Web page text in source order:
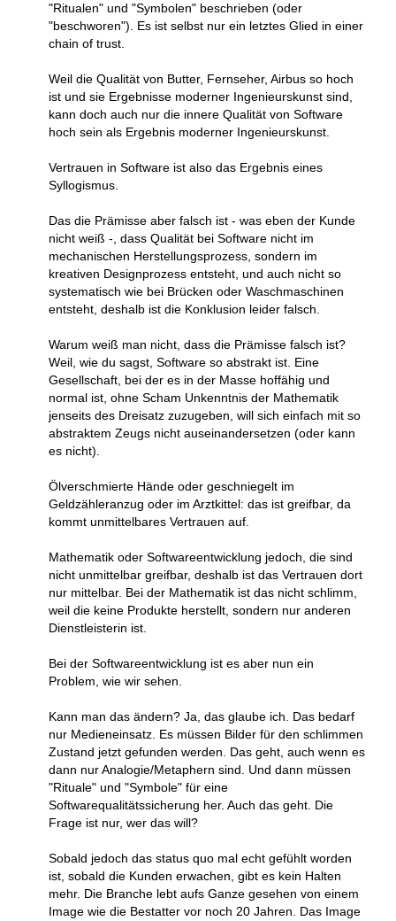
"Ritualen" und "Symbolen" beschrieben (oder
"beschworen"). Es ist selbst nur ein letztes Glied in einer
chain of trust.
Weil die Qualität von Butter, Fernseher, Airbus so hoch
ist und sie Ergebnisse moderner Ingenieurskunst sind,
kann doch auch nur die innere Qualität von Software
hoch sein als Ergebnis moderner Ingenieurskunst.
Vertrauen in Software ist also das Ergebnis eines
Syllogismus.
Das die Prämisse aber falsch ist - was eben der Kunde
nicht weiß -, dass Qualität bei Software nicht im
mechanischen Herstellungsprozess, sondern im
kreativen Designprozess entsteht, und auch nicht so
systematisch wie bei Brücken oder Waschmaschinen
entsteht, deshalb ist die Konklusion leider falsch.
Warum weiß man nicht, dass die Prämisse falsch ist?
Weil, wie du sagst, Software so abstrakt ist. Eine
Gesellschaft, bei der es in der Masse hoffähig und
normal ist, ohne Scham Unkenntnis der Mathematik
jenseits des Dreisatz zuzugeben, will sich einfach mit so
abstraktem Zeugs nicht auseinandersetzen (oder kann
es nicht).
Ölverschmierte Hände oder geschniegelt im
Geldzähleranzug oder im Arztkittel: das ist greifbar, da
kommt unmittelbares Vertrauen auf.
Mathematik oder Softwareentwicklung jedoch, die sind
nicht unmittelbar greifbar, deshalb ist das Vertrauen dort
nur mittelbar. Bei der Mathematik ist das nicht schlimm,
weil die keine Produkte herstellt, sondern nur anderen
Dienstleisterin ist.
Bei der Softwareentwicklung ist es aber nun ein
Problem, wie wir sehen.
Kann man das ändern? Ja, das glaube ich. Das bedarf
nur Medieneinsatz. Es müssen Bilder für den schlimmen
Zustand jetzt gefunden werden. Das geht, auch wenn es
dann nur Analogie/Metaphern sind. Und dann müssen
"Rituale" und "Symbole" für eine
Softwarequalitätssicherung her. Auch das geht. Die
Frage ist nur, wer das will?
Sobald jedoch das status quo mal echt gefühlt worden
ist, sobald die Kunden erwachen, gibt es kein Halten
mehr. Die Branche lebt aufs Ganze gesehen von einem
Image wie die Bestatter vor noch 20 Jahren. Das Image